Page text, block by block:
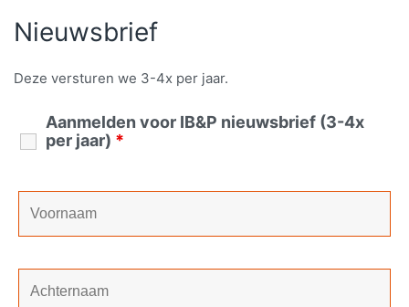
Nieuwsbrief
Deze versturen we 3-4x per jaar.
Aanmelden voor IB&P nieuwsbrief (3-4x
per jaar) *